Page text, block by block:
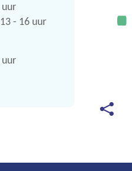
uur
13 - 16 uur
uur